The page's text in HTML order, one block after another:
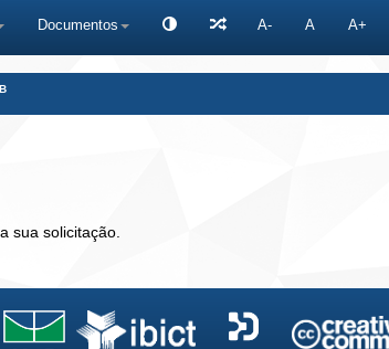
Documentos A- A A+
sua solicitação.